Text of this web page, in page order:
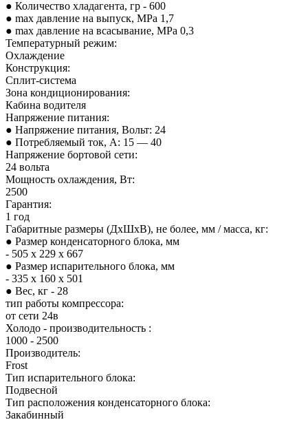
● Количество хладагента, гр - 600
● max давление на выпуск, MPa 1,7
● max давление на всасывание, MPa 0,3
Температурный режим:
Охлаждение
Конструкция:
Сплит-система
Зона кондиционирования:
Кабина водителя
Напряжение питания:
● Напряжение питания, Вольт: 24
● Потребляемый ток, А: 15 — 40
Напряжение бортовой сети:
24 вольта
Мощность охлаждения, Вт:
2500
Гарантия:
1 год
Габаритные размеры (ДхШхВ), не более, мм / масса, кг:
● Размер конденсаторного блока, мм
- 505 х 229 х 667
● Размер испарительного блока, мм
- 335 х 160 х 501
● Вес, кг - 28
тип работы компрессора:
от сети 24в
Холодо - производительность :
1000 - 2500
Производитель:
Frost
Тип испарительного блока:
Подвесной
Тип расположения конденсаторного блока:
Закабинный